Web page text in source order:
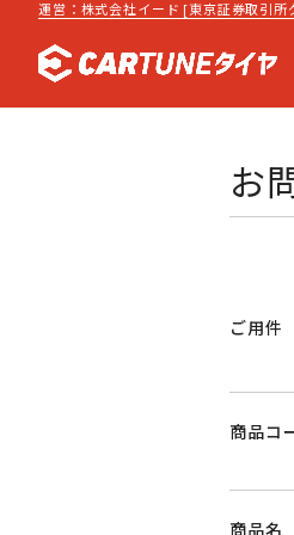
運営：株式会社イード [東京証券取引所
お
ご用件
商品コ
商品名